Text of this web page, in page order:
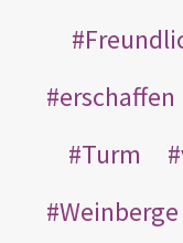
erschaffen
Turm
Weinberge